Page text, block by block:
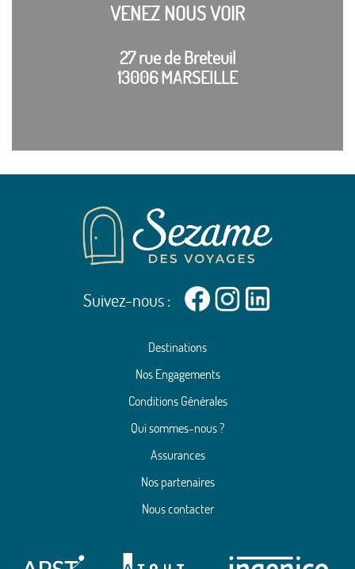
VENEZ NOUS VOIR
27 rue de Breteuil
13006 MARSEILLE
Suivez-nous :
Destinations
Nos Engagements
Conditions Générales
Qui sommes-nous ?
Assurances
Nos partenaires
Nous contacter